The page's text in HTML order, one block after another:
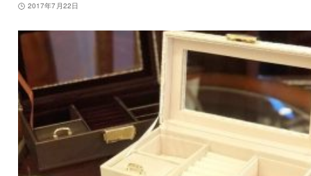
2017年7月22日